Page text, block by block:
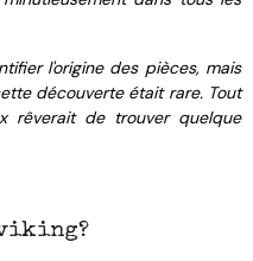
l'origine des pièces, mais
découverte était rare. Tout
rêverait de trouver quelque